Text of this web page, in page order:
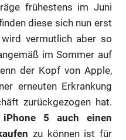
frühestens im Juni
diese sich nun erst
vermutlich aber so
im Sommer auf
der Kopf von Apple,
erneuten Erkrankung
zurückgezogen hat.
iPhone 5 auch einen
zu können ist für